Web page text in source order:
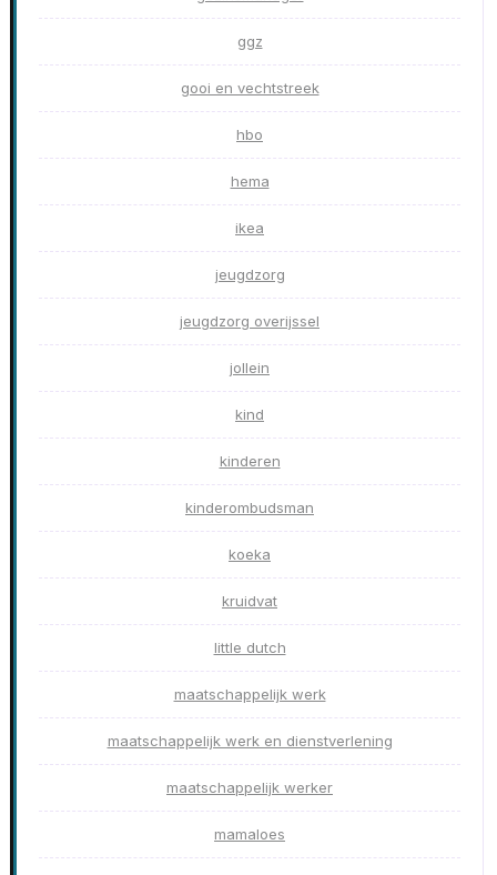
ggz
gooi en vechtstreek
hbo
hema
ikea
jeugdzorg
jeugdzorg overijssel
jollein
kind
kinderen
kinderombudsman
koeka
kruidvat
little dutch
maatschappelijk werk
maatschappelijk werk en dienstverlening
maatschappelijk werker
mamaloes